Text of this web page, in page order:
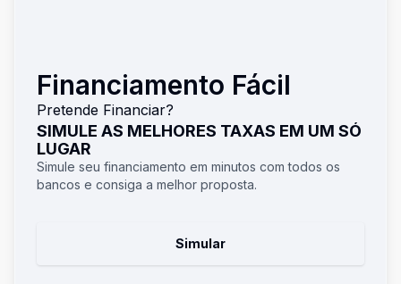
Financiamento Fácil
Pretende Financiar?
SIMULE AS MELHORES TAXAS EM UM SÓ
LUGAR
Simule seu financiamento em minutos com todos os
bancos e consiga a melhor proposta.
Simular